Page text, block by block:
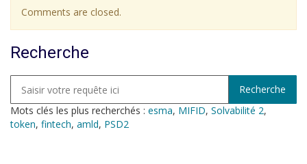
Comments are closed.
Recherche
Mots clés les plus recherchés : esma, MIFID, Solvabilité 2,
token, fintech, amld, PSD2